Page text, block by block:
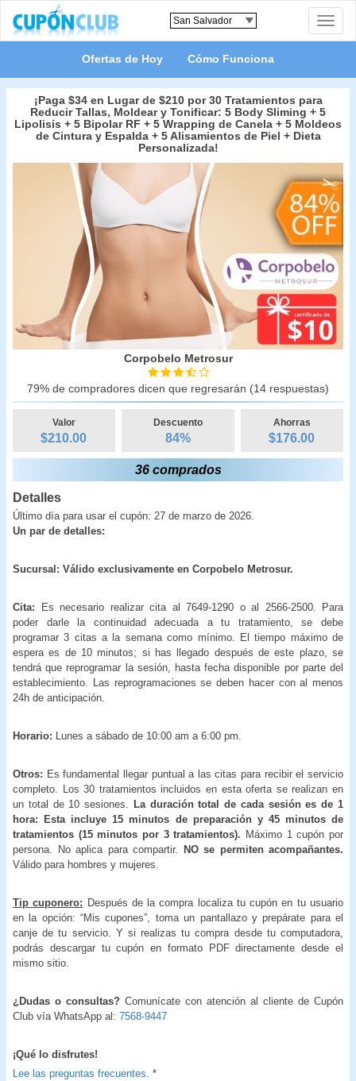
Toggle
Ofertas de Hoy Cómo Funciona
¡Paga $34 en Lugar de $210 por 30 Tratamientos para
Reducir Tallas, Moldear y Tonificar: 5 Body Sliming + 5
Lipolisis + 5 Bipolar RF + 5 Wrapping de Canela + 5 Moldeos
de Cintura y Espalda + 5 Alisamientos de Piel + Dieta
Personalizada!
Corpobelo Metrosur
79% de compradores dicen que regresarán (14 respuestas)
Valor
$210.00
Descuento
84%
Ahorras
$176.00
36 comprados
Detalles
Último día para usar el cupón: 27 de marzo de 2026.
Un par de detalles:
Sucursal: Válido exclusivamente en Corpobelo Metrosur.
Cita:
Es necesario realizar cita al 7649-1290 o al 2566-2500. Para
poder darle la continuidad adecuada a tu tratamiento, se debe
programar 3 citas a la semana como mínimo. El tiempo máximo de
espera es de 10 minutos; si has llegado después de este plazo, se
tendrá que reprogramar la sesión, hasta fecha disponible por parte del
establecimiento. Las reprogramaciones se deben hacer con al menos
24h de anticipación.
Horario: Lunes a sábado de 10:00 am a 6:00 pm.
Otros: Es fundamental llegar puntual a las citas para recibir el servicio
completo. Los 30 tratamientos incluidos en esta oferta se realizan en
un total de 10 sesiones.
La duración total de cada sesión es de 1
hora: Esta incluye 15 minutos de preparación y 45 minutos de
tratamientos (15 minutos por 3 tratamientos). Máximo 1 cupón por
persona. No aplica para compartir.
NO se permiten acompañantes.
Válido para hombres y mujeres.
Tip cuponero: Después de la compra localiza tu cupón en tu usuario
en la opción: “Mis cupones”, toma un pantallazo y prepárate para el
canje de tu servicio. Y si realizas tu compra desde tu computadora,
podrás descargar tu cupón en formato PDF directamente desde el
mismo sitio.
¿Dudas o consultas? Comunícate con atención al cliente de Cupón
Club vía WhatsApp al: 7568-9447
¡Qué lo disfrutes!
Lee las preguntas frecuentes. *